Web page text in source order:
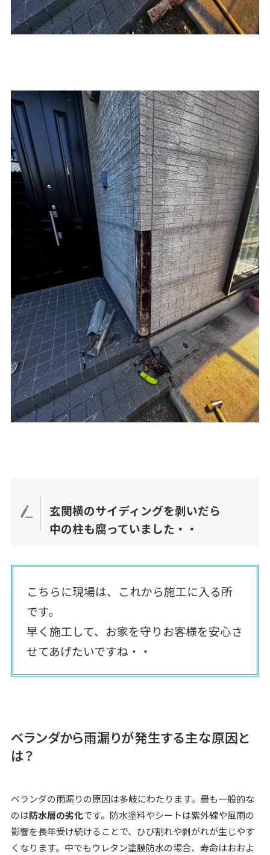
玄関横のサイディングを剥いだら
中の柱も腐っていました・・
こちらに現場は、これから施工に入る所
です。
早く施工して、お家を守りお客様を安心さ
せてあげたいですね・・
ベランダから雨漏りが発生する主な原因と
は？
ベランダの雨漏りの原因は多岐にわたります。最も一般的な
のは防水層の劣化です。防水塗料やシートは紫外線や風雨の
影響を長年受け続けることで、ひび割れや剥がれが生じやす
くなります。中でもウレタン塗膜防水の場合、寿命はおおよ